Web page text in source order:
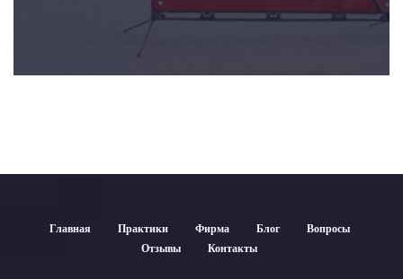
Главная Практики Фирма Блог
Вопросы
Отзывы
Контакты